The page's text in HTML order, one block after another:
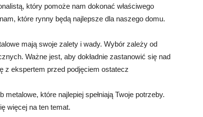
który pomoże nam dokonać właściwego
które rynny będą najlepsze dla naszego domu.
mają swoje zalety i wady. Wybór zależy od
Ważne jest, aby dokładnie zastanowić się nad
z ekspertem przed podjęciem ostatecz
które najlepiej spełniają Twoje potrzeby.
więcej na ten temat.